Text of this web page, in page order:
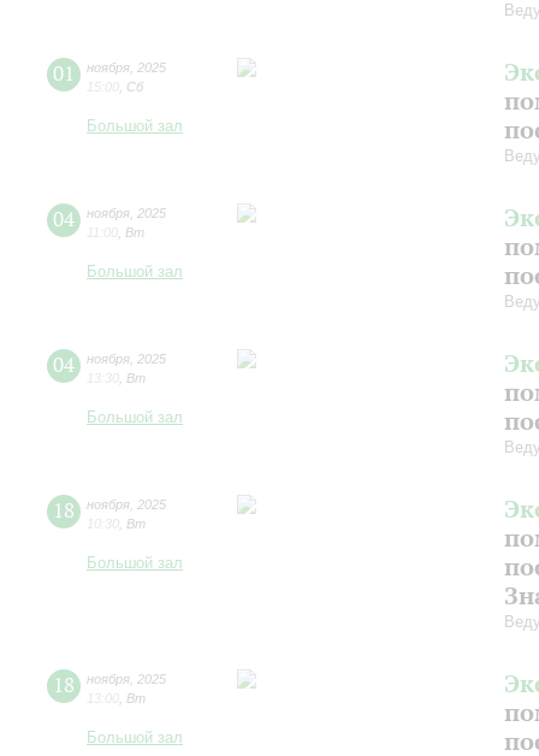
01 ноября 2025
15:00 Сб
Большой зал
04 ноября 2025
11:00 Вт
Большой зал
04 ноября 2025
13:30 Вт
Большой зал
18 ноября 2025
10:30 Вт
Большой зал
18 ноября 2025
13:00 Вт
Большой зал